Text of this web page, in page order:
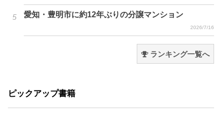
愛知・豊明市に約12年ぶりの分譲マンション
2026/7/16
ランキング一覧へ
ピックアップ書籍